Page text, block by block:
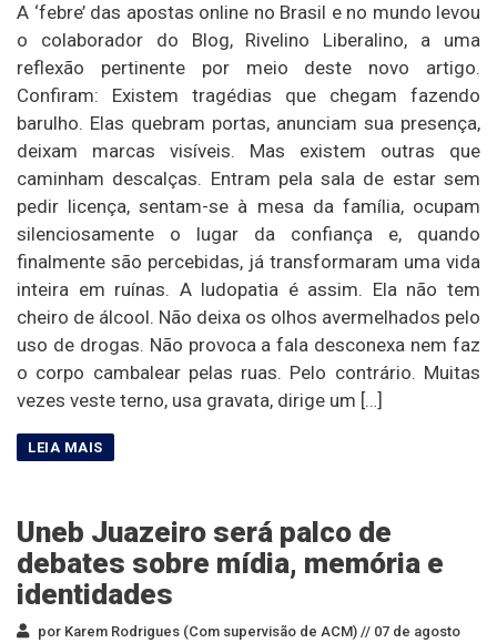
A ‘febre’ das apostas online no Brasil e no mundo levou
o colaborador do Blog, Rivelino Liberalino, a uma
reflexão pertinente por meio deste novo artigo.
Confiram: Existem tragédias que chegam fazendo
barulho. Elas quebram portas, anunciam sua presença,
deixam marcas visíveis. Mas existem outras que
caminham descalças. Entram pela sala de estar sem
pedir licença, sentam-se à mesa da família, ocupam
silenciosamente o lugar da confiança e, quando
finalmente são percebidas, já transformaram uma vida
inteira em ruínas. A ludopatia é assim. Ela não tem
cheiro de álcool. Não deixa os olhos avermelhados pelo
uso de drogas. Não provoca a fala desconexa nem faz
o corpo cambalear pelas ruas. Pelo contrário. Muitas
vezes veste terno, usa gravata, dirige um […]
Uneb Juazeiro será palco de
debates sobre mídia, memória e
identidades
por Karem Rodrigues (Com supervisão de ACM) // 07 de agosto